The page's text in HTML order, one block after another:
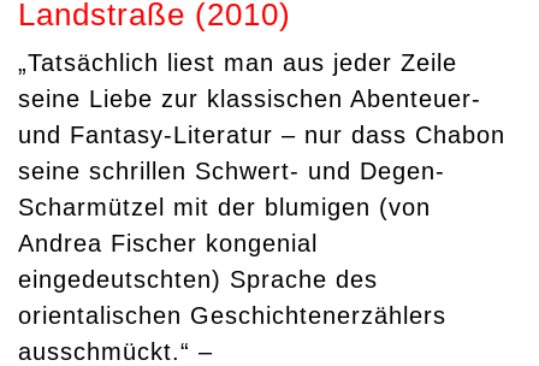
Landstraße (2010)
„Tatsächlich liest man aus jeder Zeile
seine Liebe zur klassischen Abenteuer-
und Fantasy-Literatur – nur dass Chabon
seine schrillen Schwert- und Degen-
Scharmützel mit der blumigen (von
Andrea Fischer kongenial
eingedeutschten) Sprache des
orientalischen Geschichtenerzählers
ausschmückt.“ –